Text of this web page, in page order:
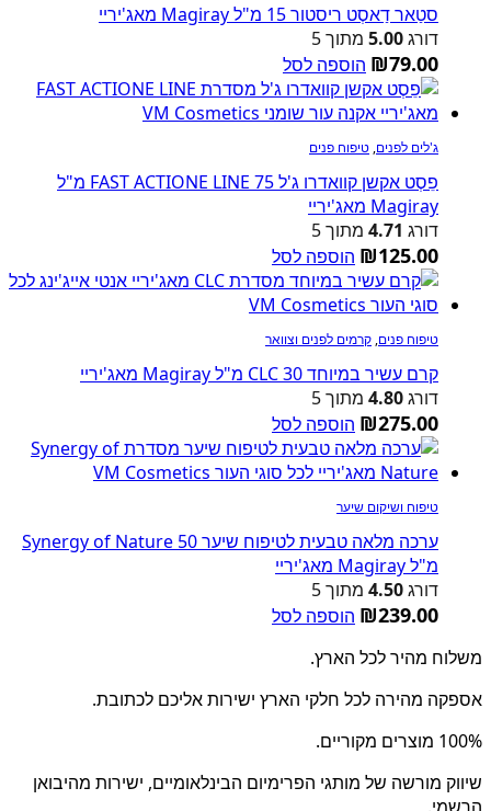
סטַאר דַאסְט ריסטור 15 מ"ל Magiray מאג'יריי
דורג5.00 מתוך 5
₪79.00 הוספה לסל
ג'לים לפנים, טיפוח פנים
פֵסְט אקשן קוואדרו ג'ל FAST ACTIONE LINE 75 מ"ל
Magiray מאג'יריי
דורג 4.71 מתוך 5
₪125.00 הוספה לסל
טיפוח פנים, קרמים לפנים וצוואר
קרם עשיר במיוחד CLC 30 מ"ל Magiray מאג'יריי
דורג4.80 מתוך 5
₪275.00 הוספה לסל
טיפוח ושיקום שיער
ערכה מלאה טבעית לטיפוח שיער Synergy of Nature 50
מ"ל Magiray מאג'יריי
דורג4.50 מתוך 5
₪239.00
הוספה לסל
משלוח מהיר לכל הארץ.
אספקה מהירה לכל חלקי הארץ ישירות אליכם לכתובת.
100% מוצרים מקוריים.
שיווק מורשה של מותגי הפרימיום הבינלאומיים, ישירות מהיבואן